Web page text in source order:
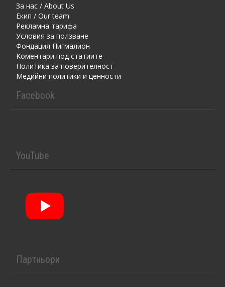
За нас / About Us
Екип / Our team
Рекламна тарифа
Условия за ползване
Фондация Пигмалион
Kоментaри под статиите
Политика за поверителност
Медийни политики и ценности
Facebook
YouTube
Партньори